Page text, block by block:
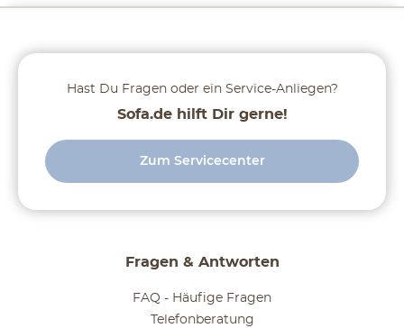
Fragen & Antworten
FAQ - Häufige Fragen
Telefonberatung
Hast Du Fragen oder ein Service-Anliegen?
Sofa.de hilft Dir gerne!
Zum Servicecenter